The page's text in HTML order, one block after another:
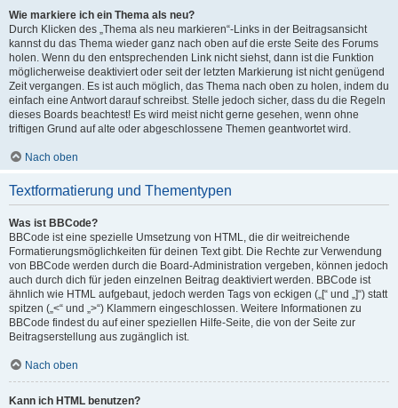
Wie markiere ich ein Thema als neu?
Durch Klicken des „Thema als neu markieren“-Links in der Beitragsansicht
kannst du das Thema wieder ganz nach oben auf die erste Seite des Forums
holen. Wenn du den entsprechenden Link nicht siehst, dann ist die Funktion
möglicherweise deaktiviert oder seit der letzten Markierung ist nicht genügend
Zeit vergangen. Es ist auch möglich, das Thema nach oben zu holen, indem du
einfach eine Antwort darauf schreibst. Stelle jedoch sicher, dass du die Regeln
dieses Boards beachtest! Es wird meist nicht gerne gesehen, wenn ohne
triftigen Grund auf alte oder abgeschlossene Themen geantwortet wird.
Nach oben
Textformatierung und Thementypen
Was ist BBCode?
BBCode ist eine spezielle Umsetzung von HTML, die dir weitreichende
Formatierungsmöglichkeiten für deinen Text gibt. Die Rechte zur Verwendung
von BBCode werden durch die Board-Administration vergeben, können jedoch
auch durch dich für jeden einzelnen Beitrag deaktiviert werden. BBCode ist
ähnlich wie HTML aufgebaut, jedoch werden Tags von eckigen („[“ und „]“) statt
spitzen („<“ und „>“) Klammern eingeschlossen. Weitere Informationen zu
BBCode findest du auf einer speziellen Hilfe-Seite, die von der Seite zur
Beitragserstellung aus zugänglich ist.
Nach oben
Kann ich HTML benutzen?